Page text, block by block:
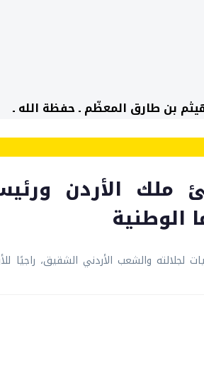
بن طارق المعظّم ـ حفظة الله ـ
ملك الأردن
الوطنية
والشعب الأردني الشقيق، راجيًا